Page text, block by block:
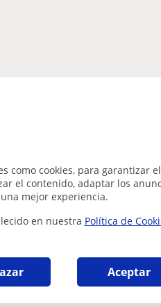
como cookies, para garantizar el
el contenido, adaptar los
mejor experiencia.
en nuestra Política de
Aceptar